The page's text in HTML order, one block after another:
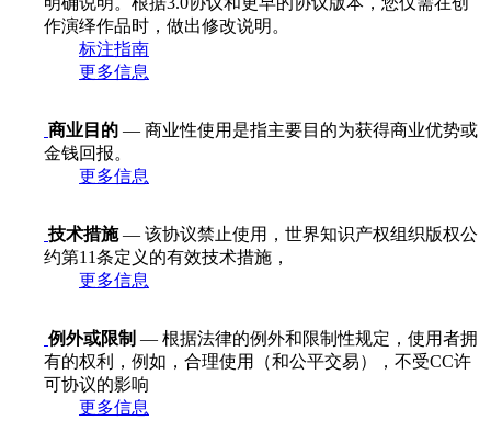
作演绎作品时，做出修改说明。
标注指南
更多信息
商业目的 — 商业性使用是指主要目的为获得商业优势或
金钱回报。
更多信息
技术措施— 该协议禁止使用，世界知识产权组织版权公
约第11条定义的有效技术措施，
更多信息
例外或限制 — 根据法律的例外和限制性规定，使用者拥
有的权利，例如，合理使用（和公平交易），不受CC许
可协议的影响
更多信息